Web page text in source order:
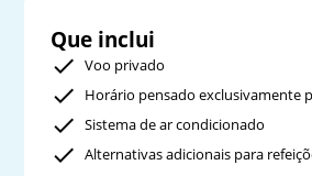
Que inclui
Voo privado
Horário pensado exclusivamente
Sistema de ar condicionado
Alternativas adicionais para